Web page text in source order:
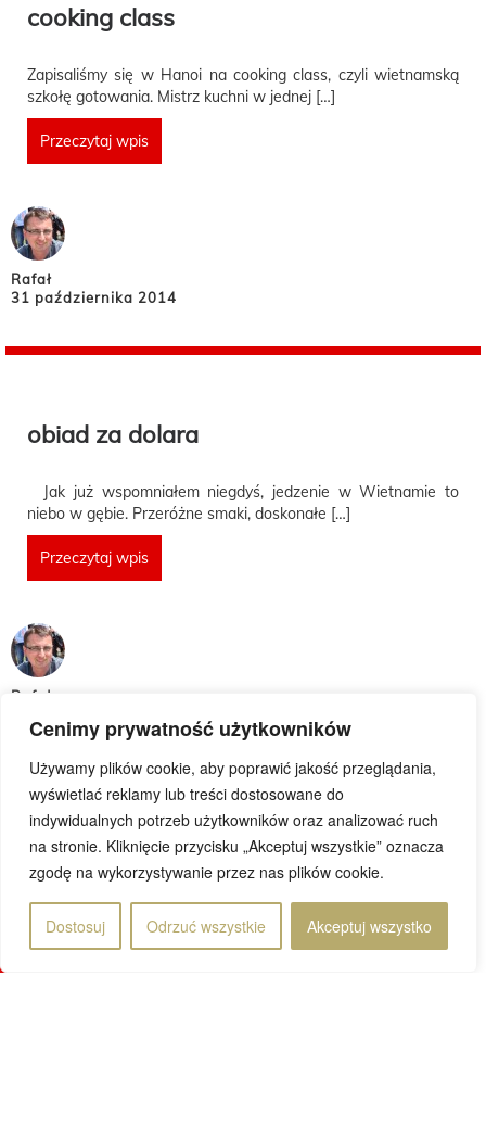
Cenimy prywatność użytkowników
Używamy plików cookie, aby poprawić jakość przeglądania,
wyświetlać reklamy lub treści dostosowane do
indywidualnych potrzeb użytkowników oraz analizować ruch
na stronie. Kliknięcie przycisku „Akceptuj wszystkie” oznacza
zgodę na wykorzystywanie przez nas plików cookie.
Dostosuj Odrzuć wszystkie Akceptuj wszystko
cooking class
Zapisaliśmy się w Hanoi na cooking class, czyli wietnamską
szkołę gotowania. Mistrz kuchni w jednej […]
Przeczytaj wpis
Rafał
31 października 2014
obiad za dolara
Jak już wspomniałem niegdyś, jedzenie w Wietnamie to
niebo w gębie. Przeróżne smaki, doskonałe […]
Przeczytaj wpis
Rafał